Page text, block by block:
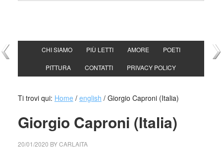
CHI SIAMO PIÙ LETTI AMORE POETI
PITTURA CONTATTI PRIVACY POLICY
Ti trovi qui: Home / english /Giorgio Caproni (Italia)
Giorgio Caproni (Italia)
20/01/2020 BYCARLAITA